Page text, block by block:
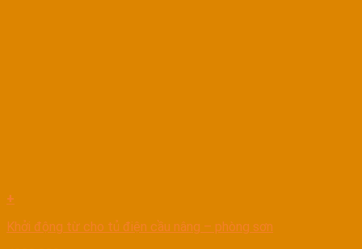
+
Khởi động từ cho tủ điện cầu nâng – phòng sơn